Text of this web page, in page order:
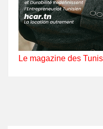
Le magazine des